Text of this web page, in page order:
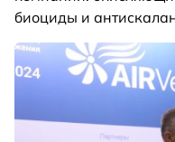
биоциды и